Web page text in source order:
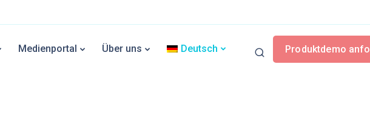
Medienportal Über uns Deutsch Produktdemo